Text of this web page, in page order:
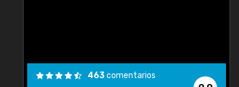
463comentarios